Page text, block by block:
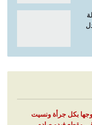
بكل جرأة ونسيت